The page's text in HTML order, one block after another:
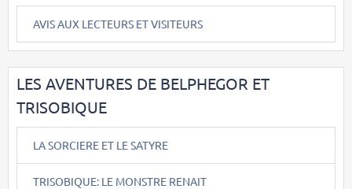
AVIS AUX LECTEURS ET VISITEURS
LES AVENTURES DE BELPHEGOR ET
TRISOBIQUE
LA SORCIERE ET LE SATYRE
TRISOBIQUE: LE MONSTRE RENAIT